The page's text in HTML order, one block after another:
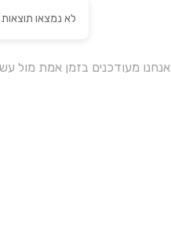
אנחנו מעודכנים בזמן אמת מול
לא נמצאו תוצאות